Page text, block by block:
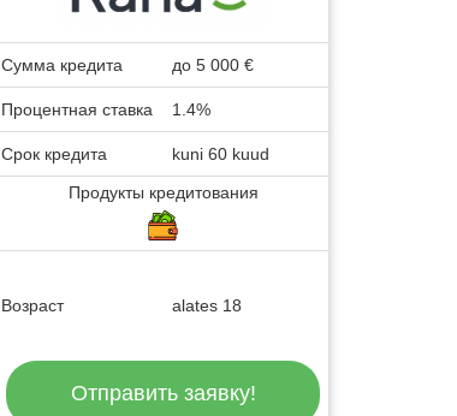
Сумма кредита до 5 000 €
Процентная ставка 1.4%
Срок кредита
kuni 60 kuud
Продукты кредитования
Возраст alates 18
Отправить заявку!